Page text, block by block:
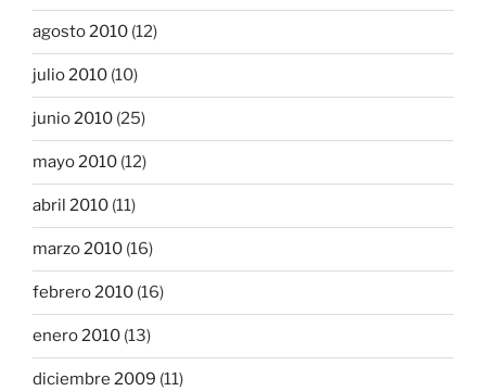
agosto 2010 (12)
julio 2010 (10)
junio 2010 (25)
mayo 2010 (12)
abril 2010 (11)
marzo 2010 (16)
febrero 2010 (16)
enero 2010 (13)
diciembre 2009 (11)